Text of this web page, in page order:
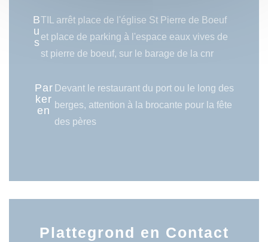
B
u
s
TIL arrêt place de l'église St Pierre de Boeuf
et place de parking à l'espace eaux vives de
st pierre de boeuf, sur le barage de la cnr
Par
ker
en
Devant le restaurant du port ou le long des
berges, attention à la brocante pour la fête
des pères
Plattegrond en Contact